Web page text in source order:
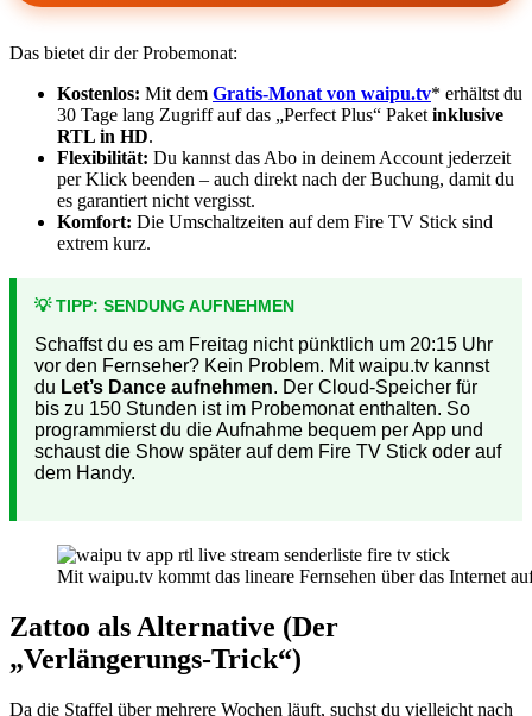
Das bietet dir der Probemonat:
Kostenlos: Mit dem Gratis-Monat von waipu.tv* erhältst du
30 Tage lang Zugriff auf das „Perfect Plus“ Paketinklusive
RTL in HD.
Flexibilität: Du kannst das Abo in deinem Account jederzeit
per Klick beenden – auch direkt nach der Buchung, damit du
es garantiert nicht vergisst.
Komfort: Die Umschaltzeiten auf dem Fire TV Stick sind
extrem kurz.
💡 TIPP: SENDUNG AUFNEHMEN
Schaffst du es am Freitag nicht pünktlich um 20:15 Uhr
vor den Fernseher? Kein Problem. Mit waipu.tv kannst
du Let’s Dance aufnehmen. Der Cloud-Speicher für
bis zu 150 Stunden ist im Probemonat enthalten. So
programmierst du die Aufnahme bequem per App und
schaust die Show später auf dem Fire TV Stick oder auf
dem Handy.
Mit waipu.tv kommt das lineare Fernsehen über das Internet
Zattoo als Alternative (Der
„Verlängerungs-Trick“)
Da die Staffel über mehrere Wochen läuft, suchst du vielleicht nach